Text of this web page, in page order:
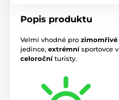
Popis produktu
Velmi vhodné pro zimomřivé
jedince, extrémnísportovce v
celoročníturisty.